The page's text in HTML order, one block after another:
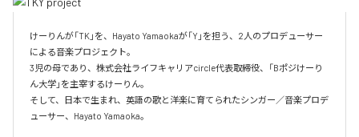
けーりんが「TK」を、Hayato Yamaokaが「Y」を担う、2人のプロデューサー
による音楽プロジェクト。
3児の母であり、株式会社ライフキャリアcircle代表取締役、「Bポジけーり
ん大学」を主宰するけーりん。
そして、日本で生まれ、英語の歌と洋楽に育てられたシンガー／音楽プロデ
ューサー、Hayato Yamaoka。